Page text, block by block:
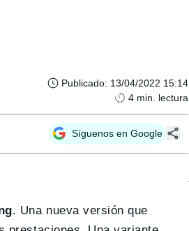
Publicado: 13/04/2022 15:14
4 min. lectura
Síguenos en Google
. Una nueva versión que